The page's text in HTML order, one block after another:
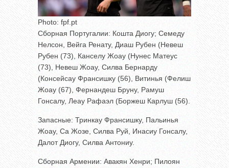
Photo: fpf.pt
Сборная Португалии: Кошта Диогу; Семеду
Нелсон, Вейга Ренату, Диаш Рубен (Невеш
Рубен (73), Канселу Жоау (Нунес Матеус
(73), Невеш Жоау, Силва Бернарду
(Консейсау Франсишку (56), Витинья (Фелиш
Жоау (67), Фернандеш Бруну, Рамуш
Гонсалу, Леау Рафаэл (Боржеш Карлуш (56).
Запасные: Тринкау Франсишку, Пальинья
Жоау, Са Жозе, Силва Руй, Инасиу Гонсалу,
Далот Диогу, Силва Антониу.
Сборная Армении: Авакян Хенри; Пилоян